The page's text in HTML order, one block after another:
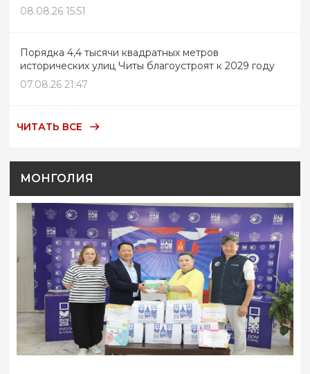
08.08.26 15:51
Порядка 4,4 тысячи квадратных метров
исторических улиц Читы благоустроят к 2029 году
07.08.26 21:47
ЧИТАТЬ ВСЕ
МОНГОЛИЯ